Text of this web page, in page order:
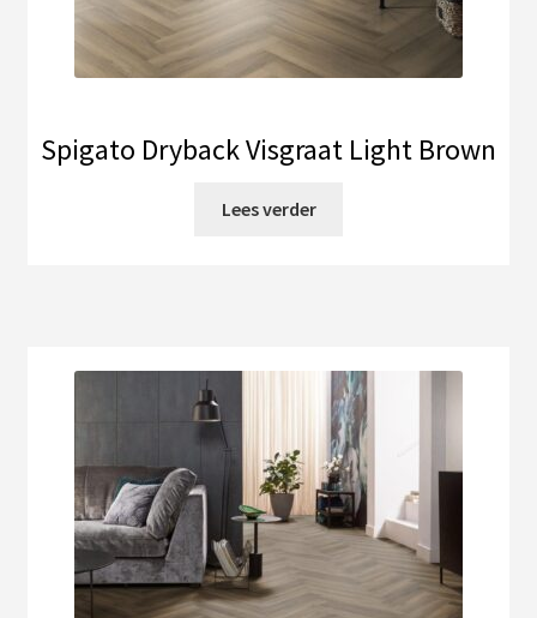
Spigato Dryback Visgraat Light Brown
Lees verder